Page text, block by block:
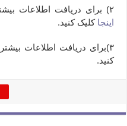
۲) برای دریافت اطلاعات بیشتر در مورد نظریه‌ی «قوی سیاه»
اینجا کلیک کنید.
۳)برای دریافت اطلاعات بیشتر در مورد «قوی سیاه»
کنید.